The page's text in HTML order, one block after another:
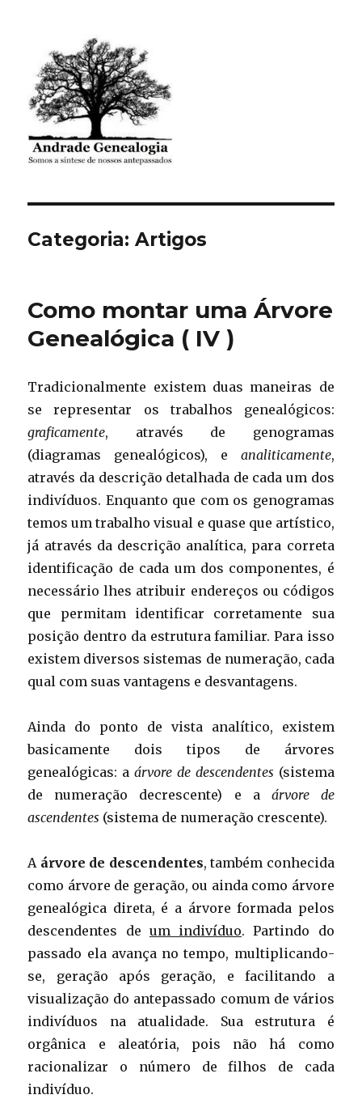
Categoria: Artigos
Como montar uma Árvore
Genealógica ( IV )
Tradicionalmente existem duas maneiras de
se representar os trabalhos genealógicos:
graficamente, através de genogramas
(diagramas genealógicos), e analiticamente,
através da descrição detalhada de cada um dos
indivíduos. Enquanto que com os genogramas
temos um trabalho visual e quase que artístico,
já através da descrição analítica, para correta
identificação de cada um dos componentes, é
necessário lhes atribuir endereços ou códigos
que permitam identificar corretamente sua
posição dentro da estrutura familiar. Para isso
existem diversos sistemas de numeração, cada
qual com suas vantagens e desvantagens.
Ainda do ponto de vista analítico, existem
basicamente dois tipos de árvores
genealógicas: aárvore de descendentes (sistema
de numeração decrescente) e a árvore de
ascendentes (sistema de numeração crescente).
A árvore de descendentes, também conhecida
como árvore de geração, ou ainda como árvore
genealógica direta, é a árvore formada pelos
descendentes de um indivíduo. Partindo do
passado ela avança no tempo, multiplicando-
se, geração após geração, e facilitando a
visualização do antepassado comum de vários
indivíduos na atualidade. Sua estrutura é
orgânica e aleatória, pois não há como
racionalizar o número de filhos de cada
indivíduo.